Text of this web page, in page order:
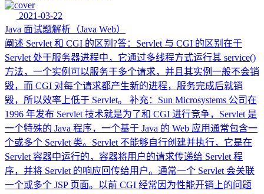
2021-03-22
Java 面试题解析（Java Web）
阐述 Servlet 和 CGI 的区别?答：Servlet 与 CGI 的区别在于
Servlet 处于服务器进程中，它通过多线程方式运行其 service()
方法，一个实例可以服务于多个请求，并且其实例一般不会销
毁，而 CGI 对每个请求都产生新的进程，服务完成后就销
毁，所以效率上低于 Servlet。 补充：Sun Microsystems 公司在
1996 年发布 Servlet 技术就是为了和 CGI 进行竞争，Servlet 是
一个特殊的 Java 程序，一个基于 Java 的 Web 应用通常包含一
个或多个 Servlet 类。Servlet 不能够自行创建并执行，它是在
Servlet 容器中运行的，容器将用户的请求传递给 Servlet 程
序，并将 Servlet 的响应回传给用户。通常一个 Servlet 会关联
一个或多个 JSP 页面。以前 CGI 经常因为性能开销上的问题